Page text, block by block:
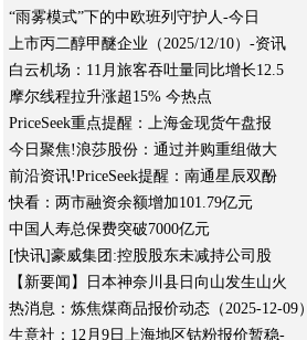
“雨雾模式”下的中欧班列守护人-今日
上市丙二醇甲醚企业（2025/12/10）-资讯
白云机场：11月旅客吞吐量同比增长12.5
摩尔线程拉升涨超15% 今热点
PriceSeek重点提醒：上海金现货午盘报
今日聚焦!浪莎股份：通过并购重组做大
前沿资讯!PriceSeek提醒：南通星辰双酚
快看：两市融资余额增加101.79亿元
中国人寿总保费突破7000亿元
[快讯]豪威集团:控股股东未减持公司股
【新要闻】日本神奈川县日向山发生山火
热消息：炼焦煤商品报价动态（2025-12-09）
生意社：12月9日上海地区钴粉报价暂稳-